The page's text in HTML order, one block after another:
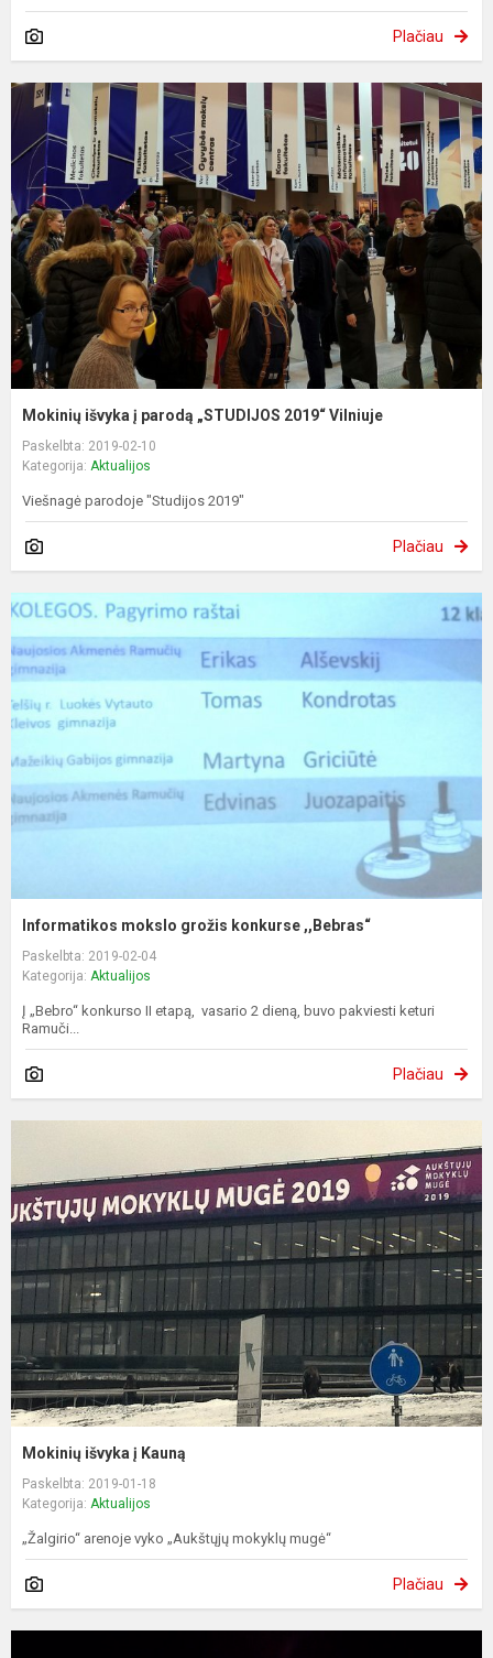
Plačiau
Mokinių išvyka į parodą „STUDIJOS 2019“ Vilniuje
Paskelbta: 2019-02-10
Kategorija: Aktualijos
Viešnagė parodoje "Studijos 2019"
Plačiau
Informatikos mokslo grožis konkurse ,,Bebras“
Paskelbta: 2019-02-04
Kategorija: Aktualijos
Į „Bebro“ konkurso II etapą, vasario 2 dieną, buvo pakviesti keturi
Ramuči...
Plačiau
Mokinių išvyka į Kauną
Paskelbta: 2019-01-18
Kategorija: Aktualijos
„Žalgirio“ arenoje vyko „Aukštųjų mokyklų mugė“
Plačiau